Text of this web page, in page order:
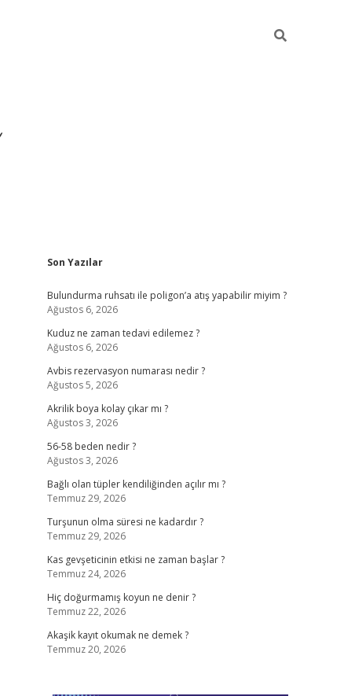
Sidebar
Son Yazılar
Bulundurma ruhsatı ile poligon’a atış yapabilir miyim ?
Ağustos 6, 2026
Kuduz ne zaman tedavi edilemez ?
Ağustos 6, 2026
Avbis rezervasyon numarası nedir ?
Ağustos 5, 2026
Akrilik boya kolay çıkar mı ?
Ağustos 3, 2026
56-58 beden nedir ?
Ağustos 3, 2026
Bağlı olan tüpler kendiliğinden açılır mı ?
Temmuz 29, 2026
Turşunun olma süresi ne kadardır ?
Temmuz 29, 2026
Kas gevşeticinin etkisi ne zaman başlar ?
Temmuz 24, 2026
Hiç doğurmamış koyun ne denir ?
Temmuz 22, 2026
Akaşik kayıt okumak ne demek ?
Temmuz 20, 2026